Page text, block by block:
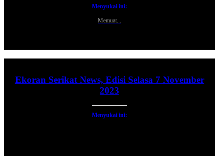
Menyukai ini:
Memuat...
Ekoran Serikat News, Edisi Selasa 7 November
2023
Menyukai ini: